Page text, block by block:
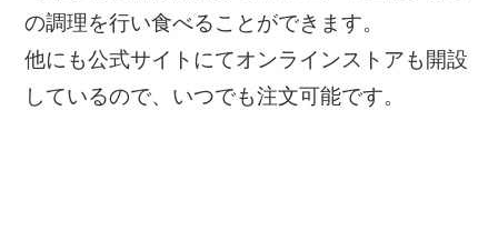
の調理を行い食べることができます。
他にも公式サイトにてオンラインストアも開設
しているので、いつでも注文可能です。